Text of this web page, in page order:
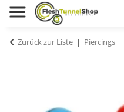
Zurück zur Liste Piercings